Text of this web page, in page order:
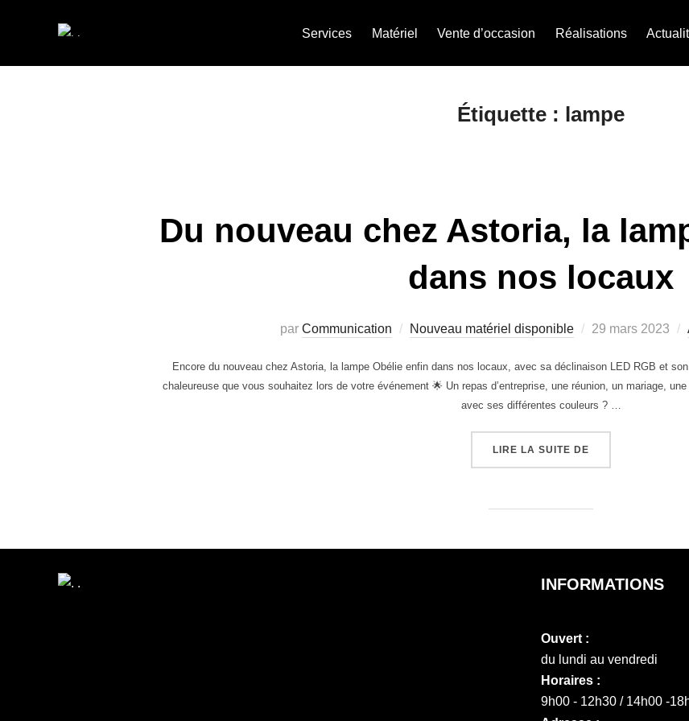
Services Matériel Vente d’occasion Réalisations
Étiquette : lampe
Du nouveau chez Astoria, la
dans nos locaux
par Communication Nouveau matériel disponible 29 mars 2023
Encore du nouveau chez Astoria, la lampe Obélie enfin dans nos locaux, avec sa déclinaison LED RGB et
chaleureuse que vous souhaitez lors de votre événement 🌟 Un repas d’entreprise, une réunion, un mariage,
avec ses différentes couleurs ? …
LIRE LA SUITE DE
INFORMATIONS
Ouvert :
du lundi au vendredi
Horaires :
9h00 - 12h30 / 14h00 -